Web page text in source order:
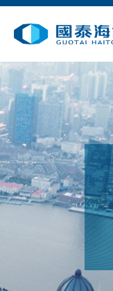
環境、社會及企業管治